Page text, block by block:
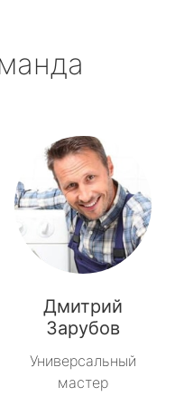
Дмитрий
Зарубов
Универсальный
мастер